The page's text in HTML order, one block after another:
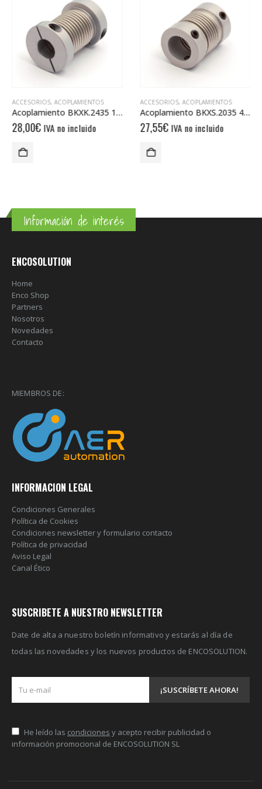
ACCESORIOS, ACOPLAMIENTOS
Acoplamiento BKXK.2435 10/10
28,00€ IVA no incluido
ACCESORIOS, ACOPLAMIENTOS
Acoplamiento BKXS.2035 4/6
27,55€ IVA no incluido
Información de interés
ENCOSOLUTION
Home
Enco Shop
Partners
Nosotros
Novedades
Contacto
MIEMBROS DE:
INFORMACION LEGAL
Condiciones Generales
Política de Cookies
Condiciones newsletter y formulario contacto
Política de privacidad
Aviso Legal
Canal Ético
SUSCRIBETE A NUESTRO NEWSLETTER
Date de alta a nuestro boletín informativo y estarás al día de
todas las novedades y los nuevos productos de ENCOSOLUTION.
He leído las condiciones y acepto recibir publicidad o
información promocional de ENCOSOLUTION SL